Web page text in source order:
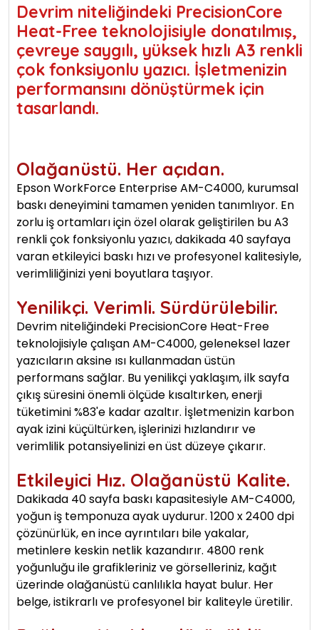
Devrim niteliğindeki PrecisionCore
Heat-Free teknolojisiyle donatılmış,
çevreye saygılı, yüksek hızlı A3 renkli
çok fonksiyonlu yazıcı. İşletmenizin
performansını dönüştürmek için
tasarlandı.
Olağanüstü. Her açıdan.
Epson WorkForce Enterprise AM-C4000, kurumsal
baskı deneyimini tamamen yeniden tanımlıyor. En
zorlu iş ortamları için özel olarak geliştirilen bu A3
renkli çok fonksiyonlu yazıcı, dakikada 40 sayfaya
varan etkileyici baskı hızı ve profesyonel kalitesiyle,
verimliliğinizi yeni boyutlara taşıyor.
Yenilikçi. Verimli. Sürdürülebilir.
Devrim niteliğindeki PrecisionCore Heat-Free
teknolojisiyle çalışan AM-C4000, geleneksel lazer
yazıcıların aksine ısı kullanmadan üstün
performans sağlar. Bu yenilikçi yaklaşım, ilk sayfa
çıkış süresini önemli ölçüde kısaltırken, enerji
tüketimini %83'e kadar azaltır. İşletmenizin karbon
ayak izini küçültürken, işlerinizi hızlandırır ve
verimlilik potansiyelinizi en üst düzeye çıkarır.
Etkileyici Hız. Olağanüstü Kalite.
Dakikada 40 sayfa baskı kapasitesiyle AM-C4000,
yoğun iş temponuza ayak uydurur. 1200 x 2400 dpi
çözünürlük, en ince ayrıntıları bile yakalar,
metinlere keskin netlik kazandırır. 4800 renk
yoğunluğu ile grafikleriniz ve görselleriniz, kağıt
üzerinde olağanüstü canlılıkla hayat bulur. Her
belge, istikrarlı ve profesyonel bir kaliteyle üretilir.